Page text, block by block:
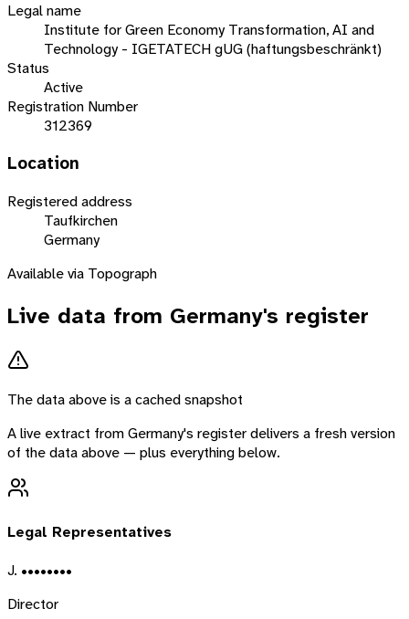
Legal name
Institute for Green Economy Transformation, AI and
Technology - IGETATECH gUG (haftungsbeschränkt)
Status
Active
Registration Number
312369
Location
Registered address
Taufkirchen
Germany
Available via Topograph
Live data from Germany's register
The data above is a cached snapshot
A live extract fromGermany's register delivers a fresh version
of the data above — plus everything below.
Legal Representatives
J. ••••••••
Director